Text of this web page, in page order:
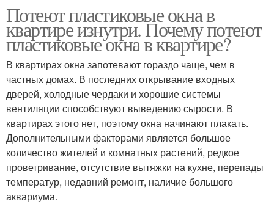
Потеют пластиковые окна в
квартире изнутри. Почему потеют
пластиковые окна в квартире?
В квартирах окна запотевают гораздо чаще, чем в
частных домах. В последних открывание входных
дверей, холодные чердаки и хорошие системы
вентиляции способствуют выведению сырости. В
квартирах этого нет, поэтому окна начинают плакать.
Дополнительными факторами является большое
количество жителей и комнатных растений, редкое
проветривание, отсутствие вытяжки на кухне, перепады
температур, недавний ремонт, наличие большого
аквариума.